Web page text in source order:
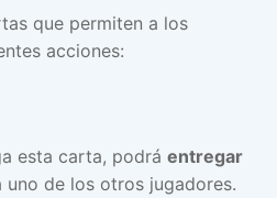
que permiten a los
acciones:
esta carta, podrá entregar
uno de los otros jugadores.